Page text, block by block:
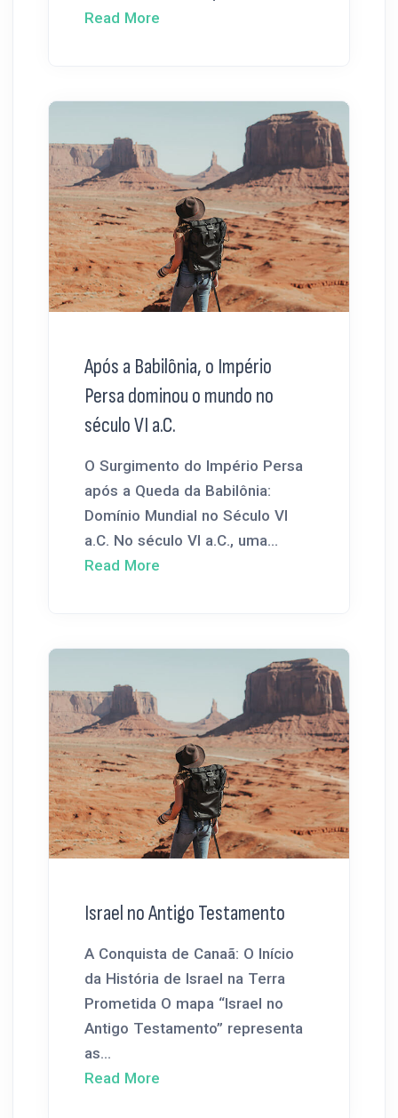
Read More
Após a Babilônia, o Império
Persa dominou o mundo no
século VI a.C.
O Surgimento do Império Persa
após a Queda da Babilônia:
Domínio Mundial no Século VI
a.C. No século VI a.C., uma...
Read More
Israel no Antigo Testamento
A Conquista de Canaã: O Início
da História de Israel na Terra
Prometida O mapa “Israel no
Antigo Testamento” representa
as...
Read More